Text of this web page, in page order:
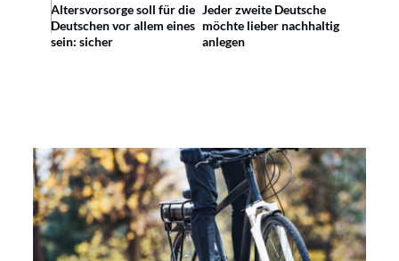
Altersvorsorge soll für die
Deutschen vor allem eines
sein: sicher
Jeder zweite Deutsche
möchte lieber nachhaltig
anlegen